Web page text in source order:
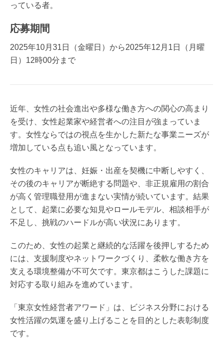
っている者。
応募期間
2025年10月31日（金曜日）から2025年12月1日（月曜
日）12時00分まで
近年、女性の社会進出や多様な働き方への関心の高まり
を受け、女性起業家や経営者への注目が強まっていま
す。女性ならではの視点を生かした新たな事業ニーズが
増加している点も追い風となっています。
女性のキャリアは、妊娠・出産を契機に中断しやすく、
その後のキャリアが断絶する問題や、非正規雇用の割合
が高く管理職登用が進まない実情が続いています。結果
として、起業に必要な知見やロールモデル、相談相手が
不足し、挑戦のハードルが高い状況にあります。
このため、女性の起業と継続的な活躍を後押しするため
には、支援制度やネットワークづくり、柔軟な働き方を
支える環境整備が不可欠です。東京都はこうした課題に
対応する取り組みを進めています。
「東京女性経営者アワード」は、ビジネス分野における
女性活躍の気運を盛り上げることを目的とした表彰制度
です。